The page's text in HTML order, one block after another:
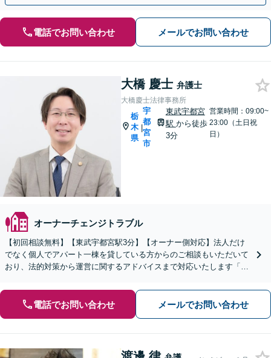
電話でお問い合わせ メールでお問い合わせ
大橋 慶士 弁護士
大橋慶士法律事務所
栃
木
県
|
宇
都
宮
市
東武宇都宮
駅 から徒歩
3分
営業時間：09:00~
23:00（土日祝
日）
オーナーチェンジトラブル
【初回相談無料】【東武宇都宮駅3分】【オーナー側対応】法人だけ
でなく個人でアパート一棟を貸している方からのご相談もいただいて
おり、法的対策から運営に関するアドバイスまで対応いたします「原
電話でお問い合わせ メールでお問い合わせ